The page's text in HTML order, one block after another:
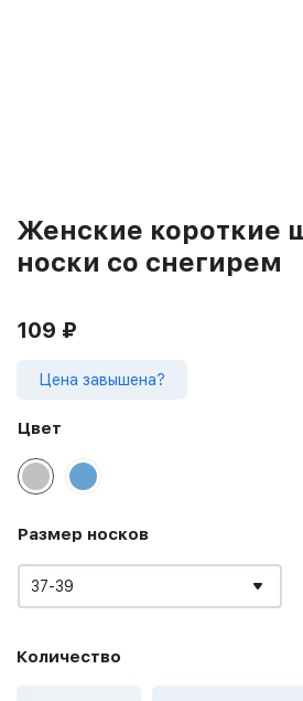
Женские короткие
носки со снегирем
109 ₽
Цена завышена?
Цвет
Размер носков
37-39